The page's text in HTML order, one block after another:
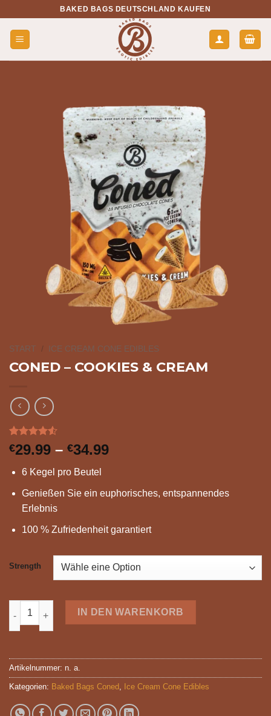
springen
BAKED BAGS DEUTSCHLAND KAUFEN
START / ICE CREAM CONE EDIBLES
CONED – COOKIES & CREAM
Bewertet
mit4.50
basierend
22
Kundenbewertungen
€29.99 – €34.99Preisspanne:
€34.99
6 Kegel pro Beutel
Genießen Sie ein euphorisches, entspannendes
Erlebnis
100 % Zufriedenheit garantiert
Strength
CONED - COOKIES & CREAM Menge
IN DEN WARENKORB
Artikelnummer: n. a.
Kategorien: Baked Bags Coned , Ice Cream Cone Edibles